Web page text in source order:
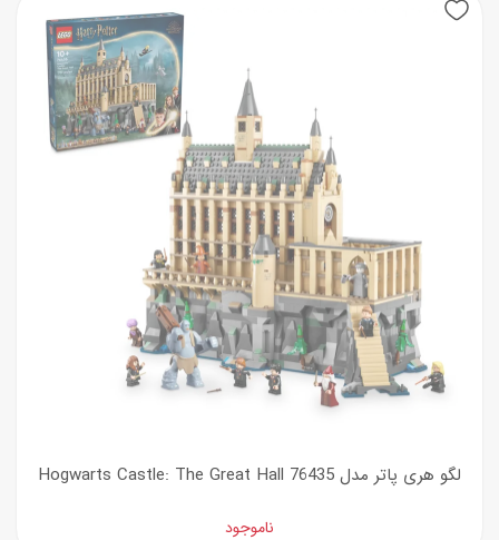
لگو هری پاتر مدل Hogwarts Castle: The Great Hall 76435
ناموجود